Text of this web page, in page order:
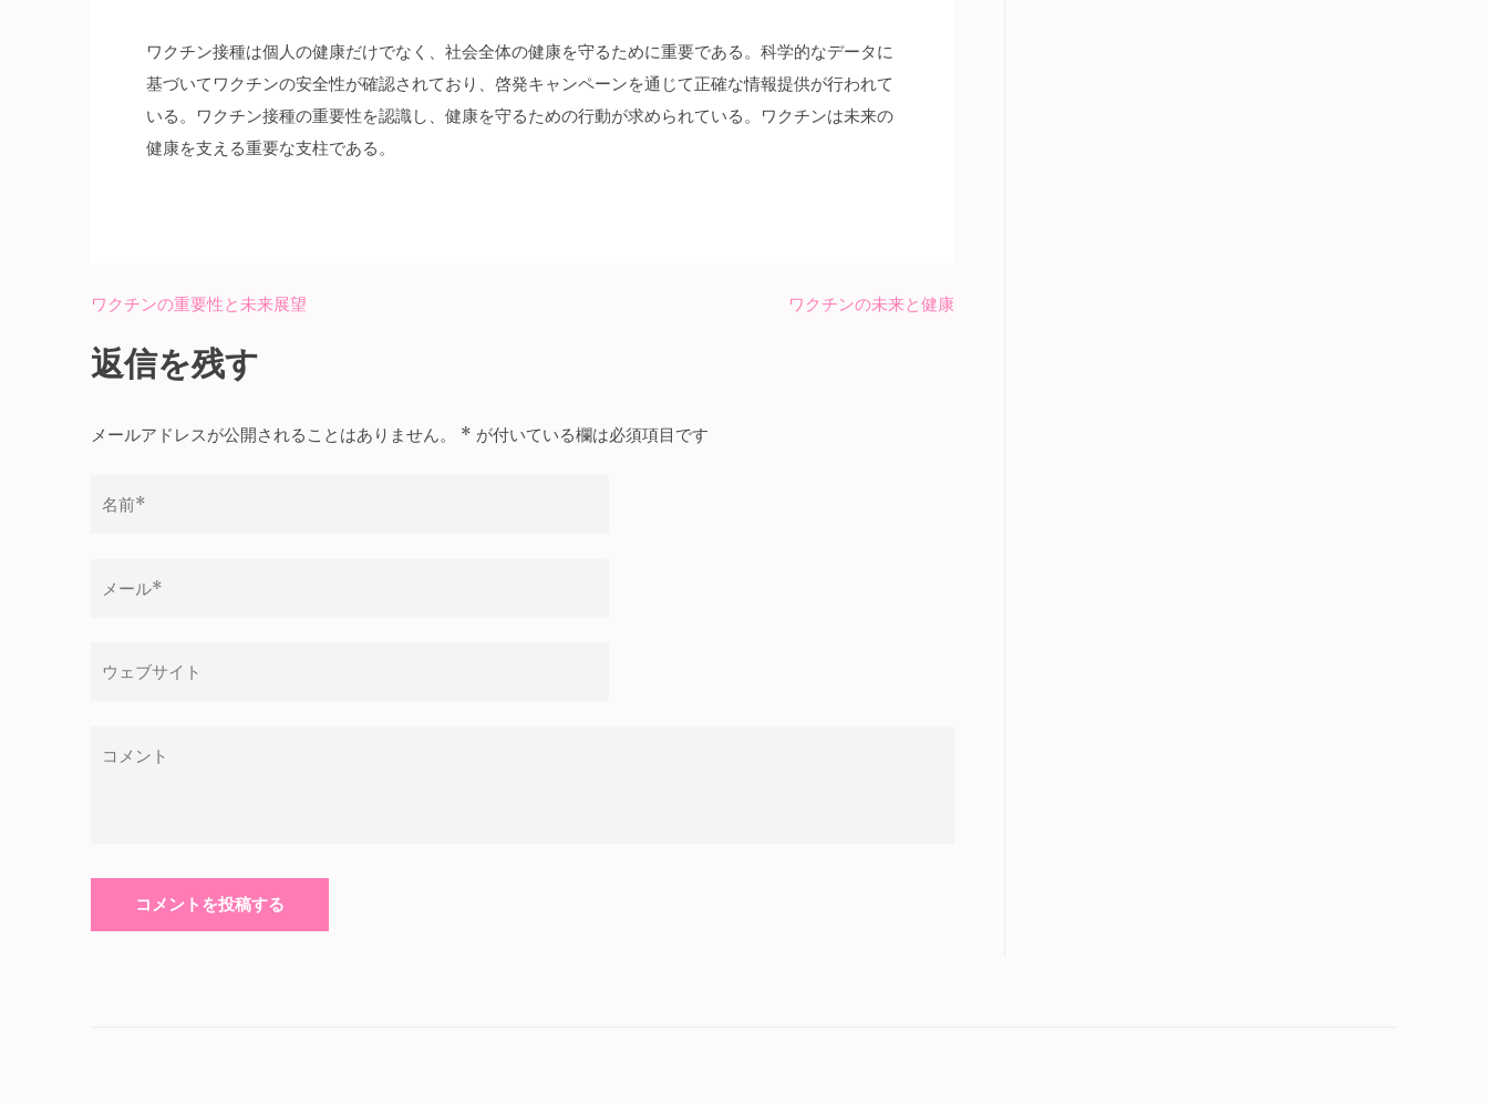
ワクチン接種は個人の健康だけでなく、社会全体の健康を守るために重要である。科学的なデータに
基づいてワクチンの安全性が確認されており、啓発キャンペーンを通じて正確な情報提供が行われて
いる。ワクチン接種の重要性を認識し、健康を守るための行動が求められている。ワクチンは未来の
健康を支える重要な支柱である。
稿
ナ
ビ
ゲ
シ
ン
ワクチンの重要性と未来展望 ワクチンの未来と健康
返信を残す
メールアドレスが公開されることはありません。 * が付いている欄は必須項目です